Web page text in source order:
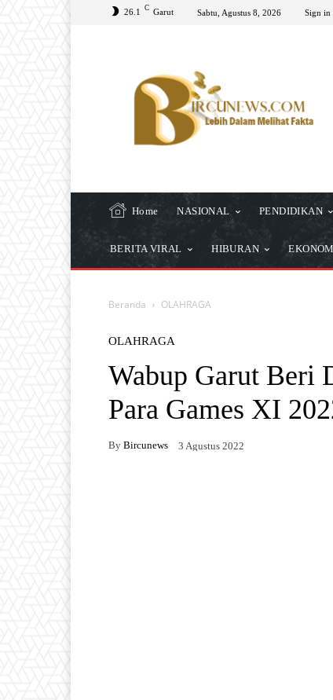
26.1 C Garut Sabtu, Agustus 8, 2026 Sign in
Home NASIONAL PENDIDIKAN
BERITA VIRAL HIBURAN
Beranda OLAHRAGA
OLAHRAGA
Wabup Garut Beri
Para Games XI
By Bircunews 3 Agustus 2022